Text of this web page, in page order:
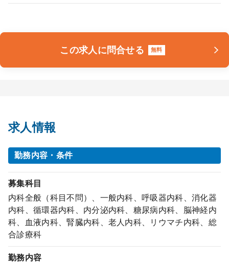
この求人に問合せる 無料
求人情報
勤務内容・条件
募集科目
内科全般（科目不問）、一般内科、呼吸器内科、消化器
内科、循環器内科、内分泌内科、糖尿病内科、脳神経内
科、血液内科、腎臓内科、老人内科、リウマチ内科、総
合診療科
勤務内容